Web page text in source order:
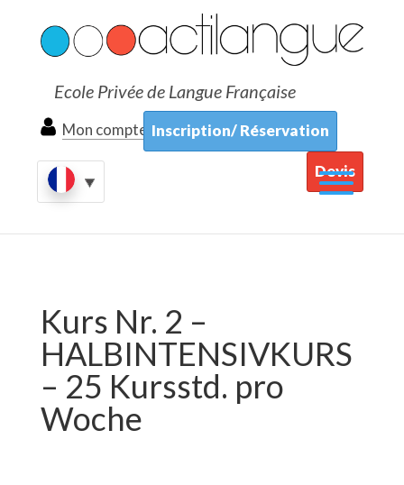
Ecole Privée de Langue Française
Mon compte Inscription/ Réservation
Devis
Kurs Nr. 2 –
HALBINTENSIVKURS
– 25 Kursstd. pro
Woche